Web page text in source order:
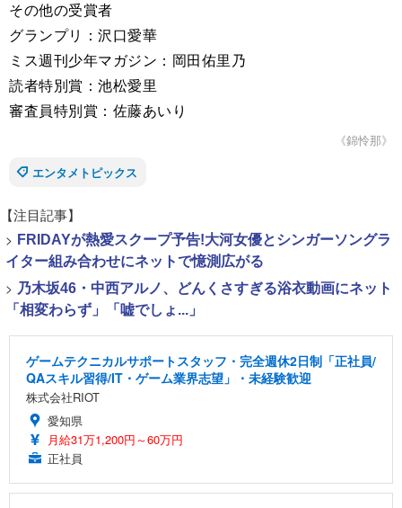
その他の受賞者
グランプリ：沢口愛華
ミス週刊少年マガジン：岡田佑里乃
読者特別賞：池松愛里
審査員特別賞：佐藤あいり
《錦怜那》
エンタメトピックス
【注目記事】
> FRIDAYが熱愛スクープ予告!大河女優とシンガーソングラ
イター組み合わせにネットで憶測広がる
> 乃木坂46・中西アルノ、どんくさすぎる浴衣動画にネット
「相変わらず」「嘘でしょ...」
ゲームテクニカルサポートスタッフ・完全週休2日制「正社員/
QAスキル習得/IT・ゲーム業界志望」・未経験歓迎
株式会社RIOT
愛知県
月給31万1,200円～60万円
正社員